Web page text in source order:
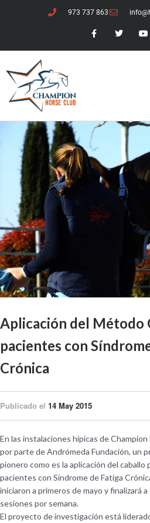
973 737 863
Aplicación del Método
pacientes con
Crónica
Publicado el 14 May 2015
En las instalaciones hípicas de
por parte de Andrómeda Fundación, un
pionero como es la aplicación del
pacientes con Síndrome de Fatiga
iniciaron a primeros de mayo y finalizará
sesiones por semana.
El proyecto de investigación está